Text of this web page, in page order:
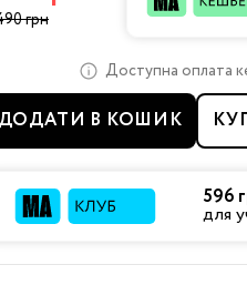
грн
Доступна оплата
В КОШИК
596
для